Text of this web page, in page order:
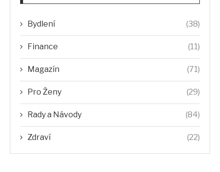
Bydlení (38)
Finance (11)
Magazín (71)
Pro Ženy (29)
Rady a Návody (84)
Zdraví (22)